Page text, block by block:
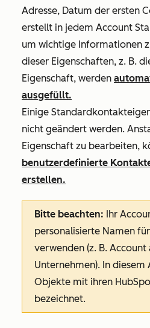
Adresse, Datum der ersten
erstellt in jedem Account
um wichtige Informationen
dieser Eigenschaften, z. B.
Eigenschaft, werden
ausgefüllt.
Einige
nicht geändert werden.
Eigenschaft zu bearbeiten,
benutzerdefinierte
erstellen.
Bitte beachten: Ihr
personalisierte Namen
verwenden (z. B.
Unternehmen). In
Objekte mit ihren
bezeichnet.